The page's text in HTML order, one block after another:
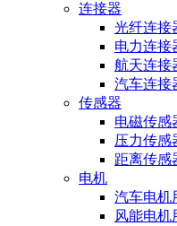
连接器
光纤连接
电力连接
航天连接
汽车连接
传感器
电磁传感
压力传感
距离传感
电机
汽车电机
风能电机